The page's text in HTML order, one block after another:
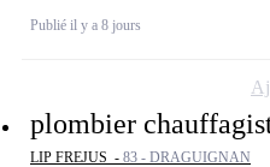
Publié il y a 8 jours
plombier
LIP FREJUS - 83 - DRAGUIGNAN